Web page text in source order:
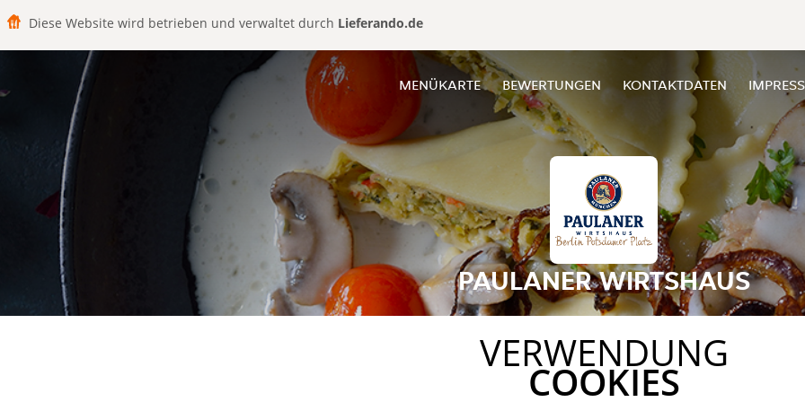
Diese Website wird betrieben und verwaltet durch Lieferando.de
MENÜKARTE BEWERTUNGEN KONTAKTDATEN
PAULANER WIRTSHAUS
VERWENDUNG
COOKIES